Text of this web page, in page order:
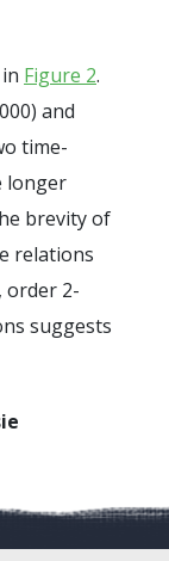
Figure 2.
and
time-
longer
brevity of
relations
order 2-
suggests